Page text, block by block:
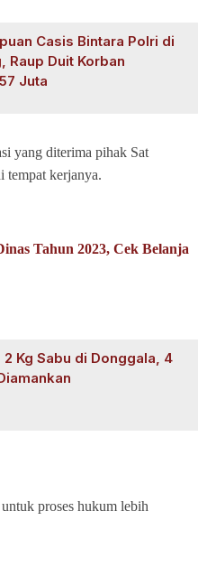
Casis Bintara Polri di
Raup Duit Korban
Juta
yang diterima pihak Sat
tempat kerjanya.
Tahun 2023, Cek Belanja
Kg Sabu di Donggala, 4
proses hukum lebih